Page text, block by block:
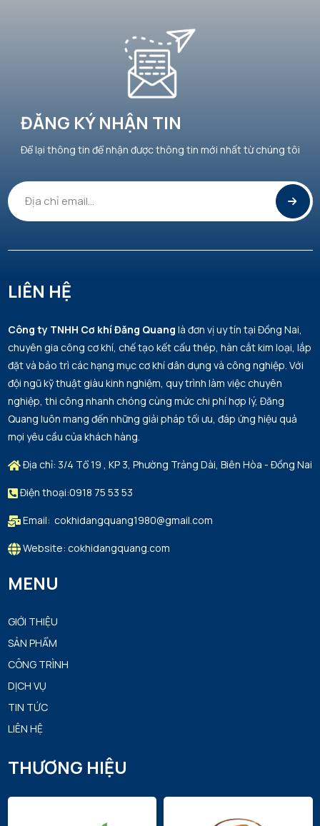
ĐĂNG KÝ NHẬN TIN
Để lại thông tin để nhận được thông tin mới nhất từ chúng tôi
LIÊN HỆ
Công ty TNHH Cơ khí Đăng Quang là đơn vị uy tín tại Đồng Nai,
chuyên gia công cơ khí, chế tạo kết cấu thép, hàn cắt kim loại, lắp
đặt và bảo trì các hạng mục cơ khí dân dụng và công nghiệp. Với
đội ngũ kỹ thuật giàu kinh nghiệm, quy trình làm việc chuyên
nghiệp, thi công nhanh chóng cùng mức chi phí hợp lý, Đăng
Quang luôn mang đến những giải pháp tối ưu, đáp ứng hiệu quả
mọi yêu cầu của khách hàng.
Địa chỉ: 3/4 Tổ 19 , KP 3, Phường Trảng Dài, Biên Hòa - Đồng Nai
Điện thoại:0918 75 53 53
Email: cokhidangquang1980@gmail.com
Website: cokhidangquang.com
MENU
GIỚI THIỆU
SẢN PHẨM
CÔNG TRÌNH
DỊCH VỤ
TIN TỨC
LIÊN HỆ
THƯƠNG HIỆU